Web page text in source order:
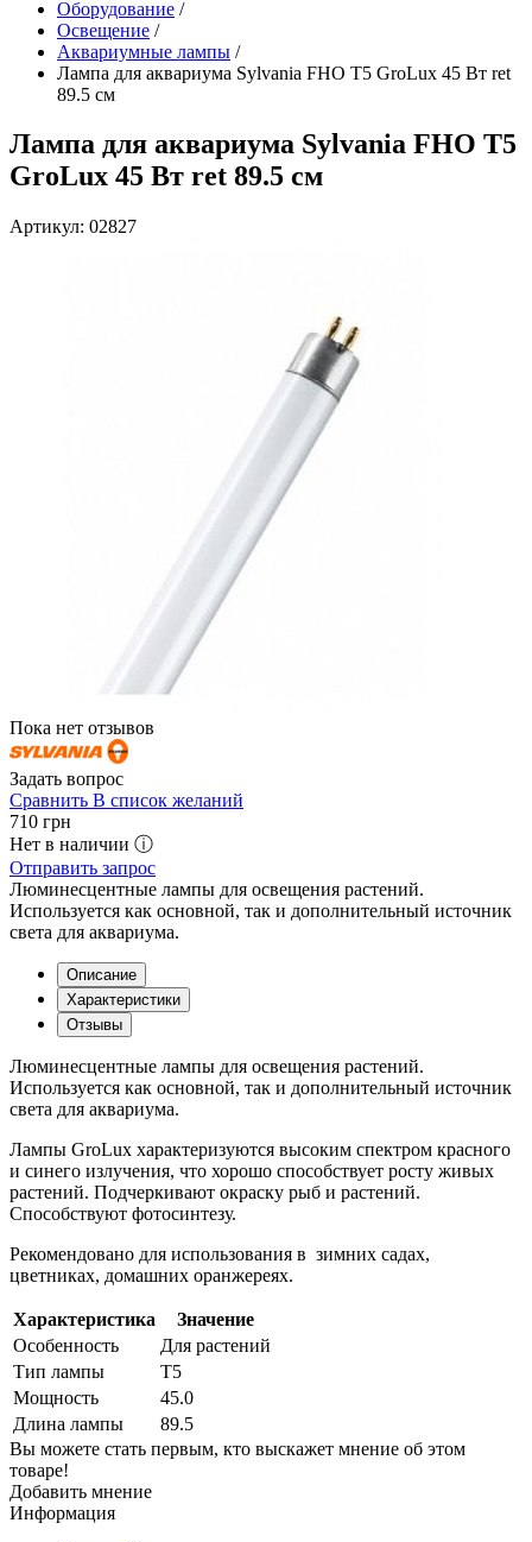
Оборудование /
Освещение /
Аквариумные лампы /
Лампа для аквариума Sylvania FHO T5 GroLux 45 Вт ret
89.5 см
Лампа для аквариума Sylvania FHO T5
GroLux 45 Вт ret 89.5 см
Артикул: 02827
Пока нет отзывов
Задать вопрос
Сравнить В список желаний
710 грн
Нет в наличии ⓘ
Отправить запрос
Люминесцентные лампы для освещения растений.
Используется как основной, так и дополнительный источник
света для аквариума.
Описание
Характеристики
Отзывы
Люминесцентные лампы для освещения растений.
Используется как основной, так и дополнительный источник
света для аквариума.
Лампы GroLux характеризуются высоким спектром красного
и синего излучения, что хорошо способствует росту живых
растений. Подчеркивают окраску рыб и растений.
Способствуют фотосинтезу.
Рекомендовано для использования в зимних садах,
цветниках, домашних оранжереях.
Характеристика
Значение
Особенность
Для растений
Тип лампы
Т5
Мощность
45.0
Длина лампы
89.5
Вы можете стать первым, кто выскажет мнение об этом
товаре!
Добавить мнение
Информация